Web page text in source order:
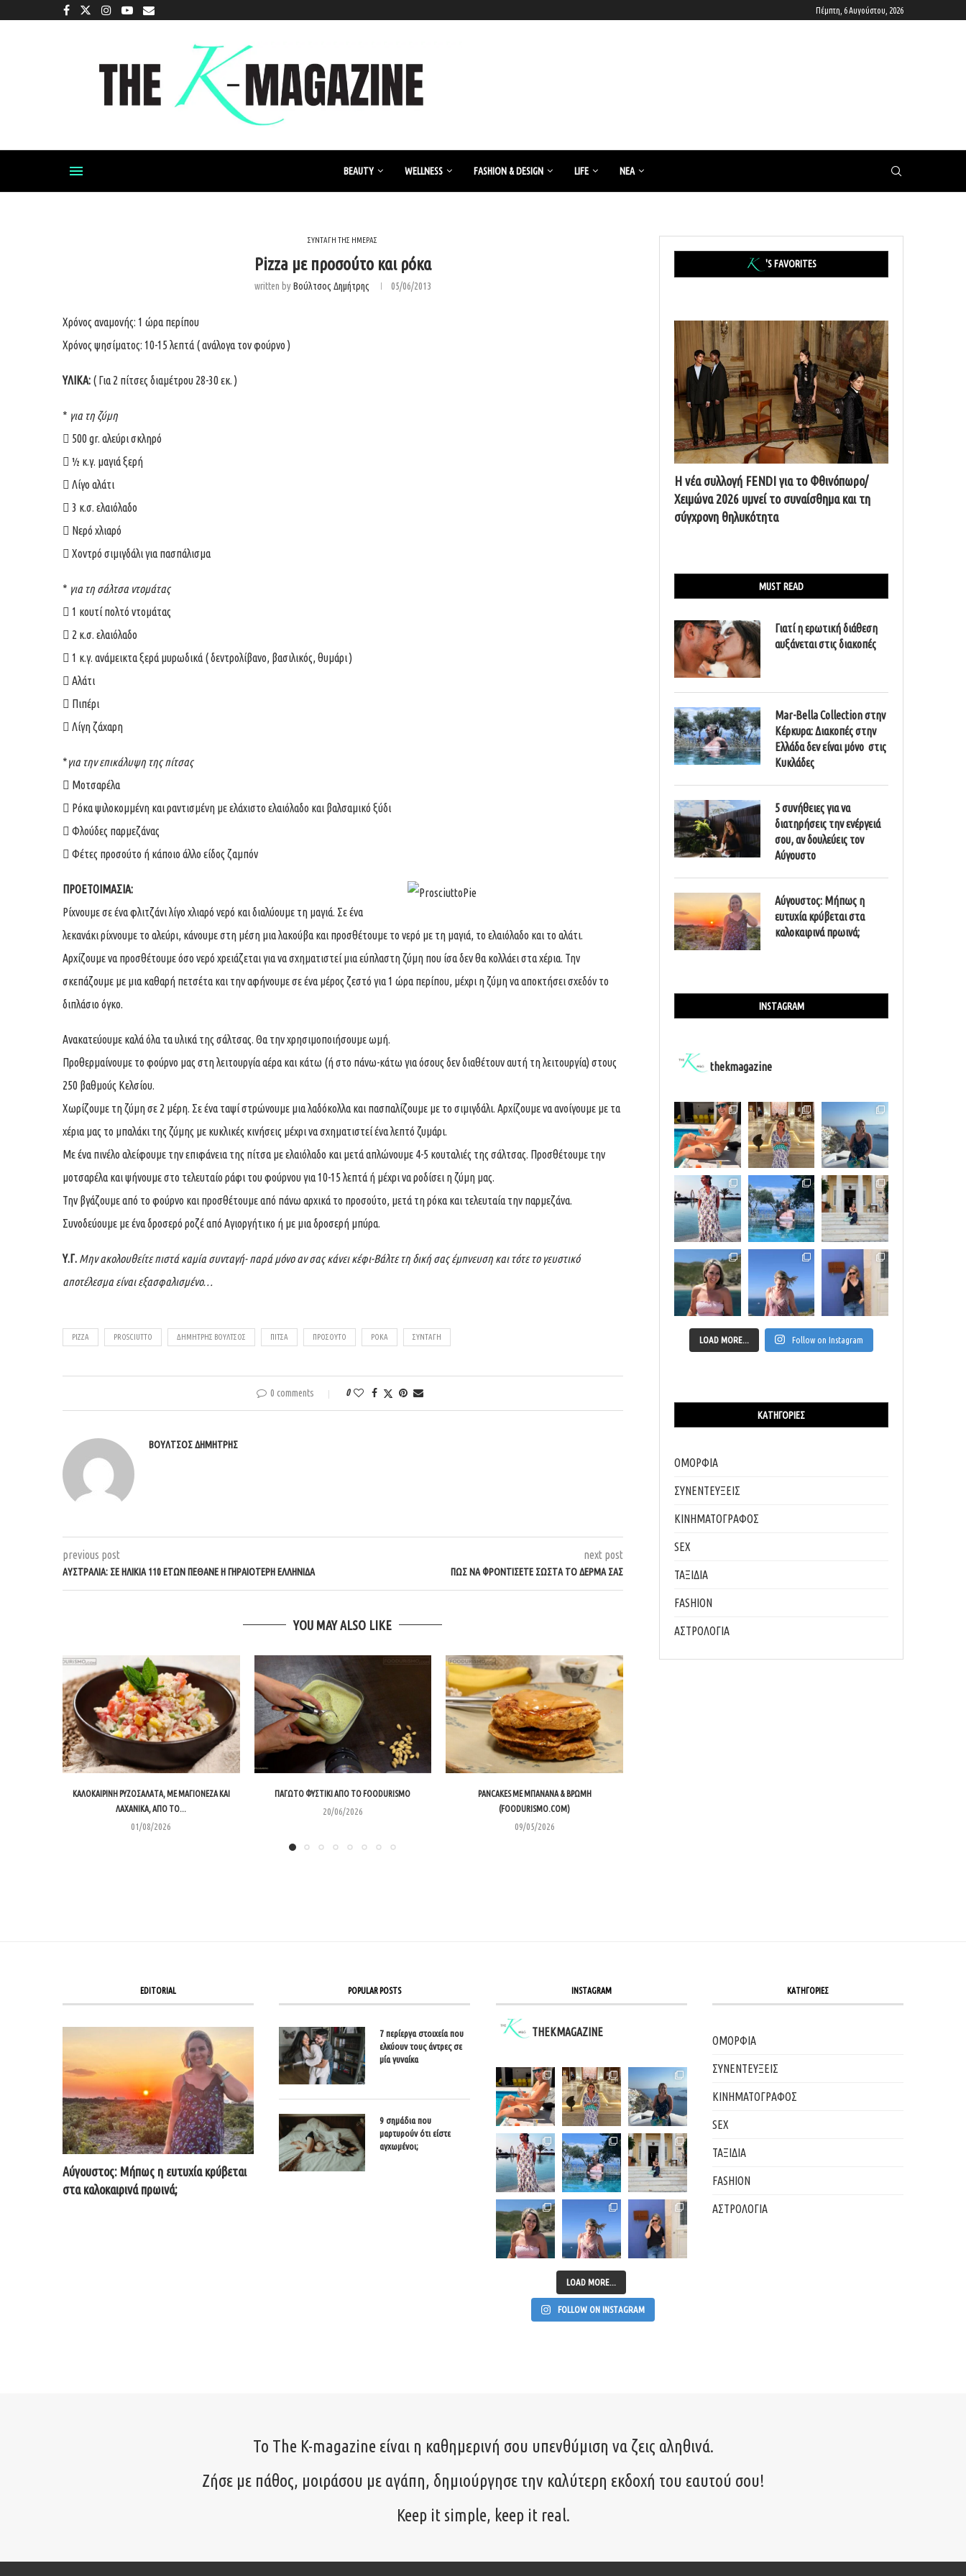
Πέμπτη, 6 Αυγούστου, 2026
BEAUTY WELLNESS FASHION & DESIGN LIFE ΝΈΑ
ΣΥΝΤΑΓΗ ΤΗΣ ΗΜΕΡΑΣ
Pizza με προσούτο και ρόκα
written byΒούλτσος Δημήτρης 05/06/2013
Χρόνος αναμονής: 1 ώρα περίπου
Χρόνος ψησίματος: 10-15 λεπτά ( ανάλογα τον φούρνο )
ΥΛΙΚΑ: ( Για 2 πίτσες διαμέτρου 28-30 εκ. )
* για τη ζύμη
 500 gr. αλεύρι σκληρό
 ½ κ.γ. μαγιά ξερή
 Λίγο αλάτι
 3 κ.σ. ελαιόλαδο
 Νερό χλιαρό
 Χοντρό σιμιγδάλι για πασπάλισμα
* για τη σάλτσα ντομάτας
 1 κουτί πολτό ντομάτας
 2 κ.σ. ελαιόλαδο
 1 κ.γ. ανάμεικτα ξερά μυρωδικά ( δεντρολίβανο, βασιλικός, θυμάρι )
 Αλάτι
 Πιπέρι
 Λίγη ζάχαρη
*για την επικάλυψη της πίτσας
 Μοτσαρέλα
 Ρόκα ψιλοκομμένη και ραντισμένη με ελάχιστο ελαιόλαδο και βαλσαμικό ξύδι
 Φλούδες παρμεζάνας
 Φέτες προσούτο ή κάποιο άλλο είδος ζαμπόν
ΠΡΟΕΤΟΙΜΑΣΙΑ:
Ρίχνουμε σε ένα φλιτζάνι λίγο χλιαρό νερό και διαλύουμε τη μαγιά. Σε ένα
λεκανάκι ρίχνουμε το αλεύρι, κάνουμε στη μέση μια λακούβα και προσθέτουμε το νερό με τη μαγιά, το ελαιόλαδο και το αλάτι.
Αρχίζουμε να προσθέτουμε όσο νερό χρειάζεται για να σχηματιστεί μια εύπλαστη ζύμη που ίσα δεν θα κολλάει στα χέρια. Την
σκεπάζουμε με μια καθαρή πετσέτα και την αφήνουμε σε ένα μέρος ζεστό για 1 ώρα περίπου, μέχρι η ζύμη να αποκτήσει σχεδόν το
διπλάσιο όγκο.
Ανακατεύουμε καλά όλα τα υλικά της σάλτσας. Θα την χρησιμοποιήσουμε ωμή.
Προθερμαίνουμε το φούρνο μας στη λειτουργία αέρα και κάτω (ή στο πάνω-κάτω για όσους δεν διαθέτουν αυτή τη λειτουργία) στους
250 βαθμούς Κελσίου.
Χωρίζουμε τη ζύμη σε 2 μέρη. Σε ένα ταψί στρώνουμε μια λαδόκολλα και πασπαλίζουμε με το σιμιγδάλι. Αρχίζουμε να ανοίγουμε με τα
χέρια μας το μπαλάκι της ζύμης με κυκλικές κινήσεις μέχρι να σχηματιστεί ένα λεπτό ζυμάρι.
Με ένα πινέλο αλείφουμε την επιφάνεια της πίτσα με ελαιόλαδο και μετά απλώνουμε 4-5 κουταλιές της σάλτσας. Προσθέτουμε την
μοτσαρέλα και ψήνουμε στο τελευταίο ράφι του φούρνου για 10-15 λεπτά ή μέχρι να ροδίσει η ζύμη μας.
Την βγάζουμε από το φούρνο και προσθέτουμε από πάνω αρχικά το προσούτο, μετά τη ρόκα και τελευταία την παρμεζάνα.
Συνοδεύουμε με ένα δροσερό ροζέ από Αγιοργήτικο ή με μια δροσερή μπύρα.
Υ.Γ. Μην ακολουθείτε πιστά καμία συνταγή- παρά μόνο αν σας κάνει κέφι-Βάλτε τη δική σας έμπνευση και τότε το γευστικό
αποτέλεσμα είναι εξασφαλισμένο…
PIZZA PROSCIUTTO ΔΗΜΉΤΡΗΣ ΒΟΎΛΤΣΟΣ ΠΊΤΣΑ ΠΡΟΣΟΎΤΟ ΡΌΚΑ ΣΥΝΤΑΓΉ
0 comments 0
ΒΟΎΛΤΣΟΣ ΔΗΜΉΤΡΗΣ
previous post
ΑΥΣΤΡΑΛΊΑ: ΣΕ ΗΛΙΚΊΑ 110 ΕΤΏΝ ΠΈΘΑΝΕ Η ΓΗΡΑΙΌΤΕΡΗ ΕΛΛΗΝΊΔΑ
next post
ΠΏΣ ΝΑ ΦΡΟΝΤΊΣΕΤΕ ΣΩΣΤΆ ΤΟ ΔΈΡΜΑ ΣΑΣ
YOU MAY ALSO LIKE
ΚΑΛΟΚΑΙΡΙΝΉ ΡΥΖΟΣΑΛΆΤΑ, ΜΕ ΜΑΓΙΟΝΈΖΑ ΚΑΙ
ΛΑΧΑΝΙΚΆ, ΑΠΌ ΤΟ...
01/08/2026
ΠΑΓΩΤΌ ΦΥΣΤΊΚΙ ΑΠΌ ΤΟ FOODURISMO
20/06/2026
PANCAKES ΜΕ ΜΠΑΝΆΝΑ & ΒΡΏΜΗ
(FOODURISMO.COM)
09/05/2026
'S FAVORITES
Η νέα συλλογή FENDI για το Φθινόπωρο/
Χειμώνα 2026 υμνεί το συναίσθημα και τη
σύγχρονη θηλυκότητα
MUST READ
Γιατί η ερωτική διάθεση
αυξάνεται στις διακοπές
Mar-Bella Collection στην
Κέρκυρα: Διακοπές στην
Ελλάδα δεν είναι μόνο στις
Κυκλάδες
5 συνήθειες για να
διατηρήσεις την ενέργειά
σου, αν δουλεύεις τον
Αύγουστο
Αύγουστος: Μήπως η
ευτυχία κρύβεται στα
καλοκαιρινά πρωινά;
INSTAGRAM
thekmagazine
LOAD MORE... Follow on Instagram
ΚΑΤΗΓΟΡΊΕΣ
ΟΜΟΡΦΙΑ
ΣΥΝΕΝΤΕΥΞΕΙΣ
ΚΙΝΗΜΑΤΟΓΡΑΦΟΣ
SEX
ΤΑΞΙΔΙΑ
FASHION
ΑΣΤΡΟΛΟΓΙΑ
EDITORIAL
Αύγουστος: Μήπως η ευτυχία κρύβεται
στα καλοκαιρινά πρωινά;
POPULAR POSTS
7 περίεργα στοιχεία που
ελκύουν τους άντρες σε
μία γυναίκα
9 σημάδια που
μαρτυρούν ότι είστε
αγχωμένοι;
INSTAGRAM
THEKMAGAZINE
LOAD MORE...
FOLLOW ON INSTAGRAM
ΚΑΤΗΓΟΡΙΕΣ
ΟΜΟΡΦΙΑ
ΣΥΝΕΝΤΕΥΞΕΙΣ
ΚΙΝΗΜΑΤΟΓΡΑΦΟΣ
SEX
ΤΑΞΙΔΙΑ
FASHION
ΑΣΤΡΟΛΟΓΙΑ
Το The K-magazine είναι η καθημερινή σου υπενθύμιση να ζεις αληθινά.
Ζήσε με πάθος, μοιράσου με αγάπη, δημιούργησε την καλύτερη εκδοχή του εαυτού σου!
Keep it simple, keep it real.